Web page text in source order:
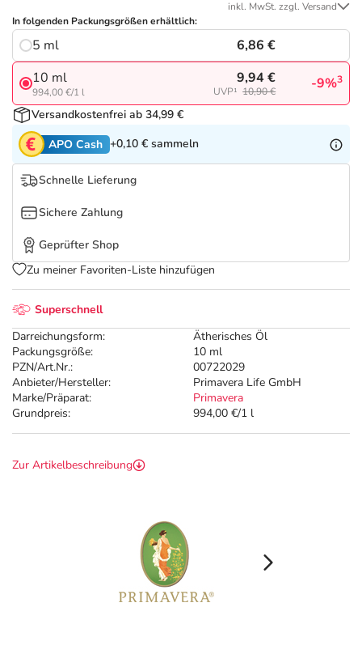
Tierapotheke
Vitamine & Mineralstoffe
Marken
Salus Deals
Superschnell
Darreichungsform:
Ätherisches Öl
Packungsgröße:
10 ml
PZN/Art.Nr.:
00722029
Anbieter/Hersteller:
Primavera Life GmbH
Marke/Präparat:
Primavera
Grundpreis:
994,00 €/1 l
inkl. MwSt. zzgl. Versand
In folgenden Packungsgrößen erhältlich:
5 ml
6,86 €
10 ml
994,00 €/1 l
9,94 €
UVP¹ 10,90 € -9%3
Versandkostenfrei ab 34,99 €
APO Cash +0,10 € sammeln
Schnelle Lieferung
Sichere Zahlung
Geprüfter Shop
Zu meiner Favoriten-Liste hinzufügen
Zur Artikelbeschreibung